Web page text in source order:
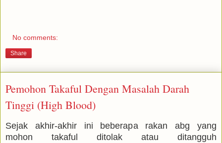
No comments:
Share
Pemohon Takaful Dengan Masalah Darah
Tinggi (High Blood)
Sejak akhir-akhir ini beberapa rakan abg yang
mohon takaful ditolak atau ditangguh